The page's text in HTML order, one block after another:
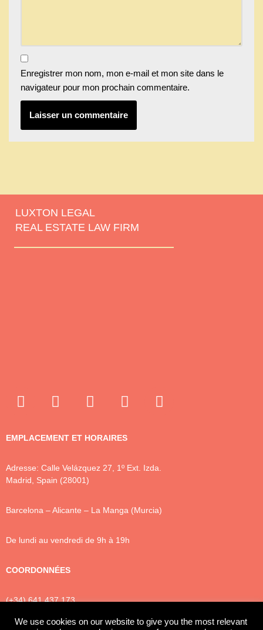
Enregistrer mon nom, mon e-mail et mon site dans le
navigateur pour mon prochain commentaire.
LUXTON LEGAL
REAL ESTATE LAW FIRM
EMPLACEMENT ET HORAIRES
Adresse: Calle Velázquez 27, 1º Ext. Izda.
Madrid, Spain (28001)
Barcelona – Alicante – La Manga (Murcia)
De lundi au vendredi de 9h à 19h
COORDONNÉES
(+34) 641 437 173
We use cookies on our website to give you the most relevant